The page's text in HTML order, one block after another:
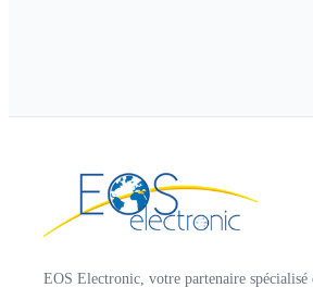
EOS Electronic, votre partenaire spécialisé